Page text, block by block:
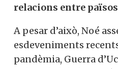
relacions entre països
A pesar d’això, Noé
esdeveniments
pandèmia, Guerra